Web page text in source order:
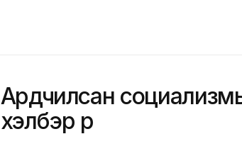
Ардчилсан
хэлбэр рүү